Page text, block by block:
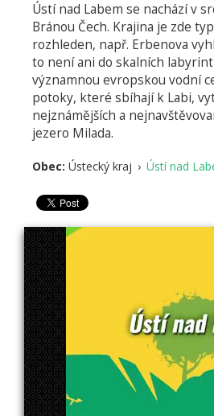
Ústí nad Labem se nachází v
Bránou Čech. Krajina je zde
rozhleden, např. Erbenova
to není ani do skalních
významnou evropskou vodní
potoky, které sbíhají k Labi,
nejznámějších a
jezero Milada.
Obec: Ústecký kraj › Ústí nad